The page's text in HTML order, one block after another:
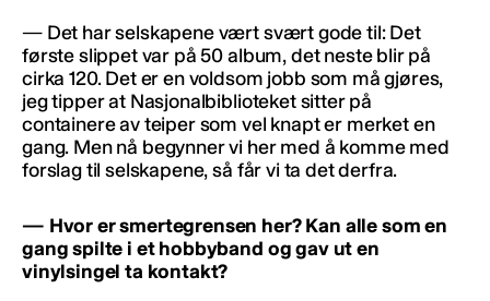
— Det har selskapene vært svært gode til: Det
første slippet var på 50 album, det neste blir på
cirka 120. Det er en voldsom jobb som må gjøres,
jeg tipper at Nasjonalbiblioteket sitter på
containere av teiper som vel knapt er merket en
gang. Men nå begynner vi her med å komme med
forslag til selskapene, så får vi ta det derfra.
— Hvor er smertegrensen her? Kan alle som en
gang spilte i et hobbyband og gav ut en
vinylsingel ta kontakt?